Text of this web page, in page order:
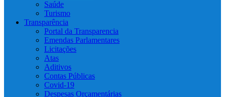
Saúde
Turismo
Transparência
Portal da Transparencia
Emendas Parlamentares
Licitações
Atas
Aditivos
Contas Públicas
Covid-19
Despesas Orçamentárias